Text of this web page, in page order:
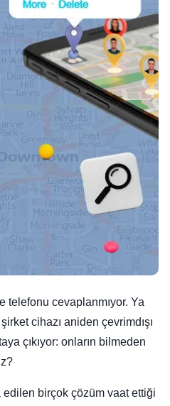
telefonu cevaplanmıyor. Ya
cihazı aniden çevrimdışı
çıkıyor: onların bilmeden
birçok çözüm vaat ettiği